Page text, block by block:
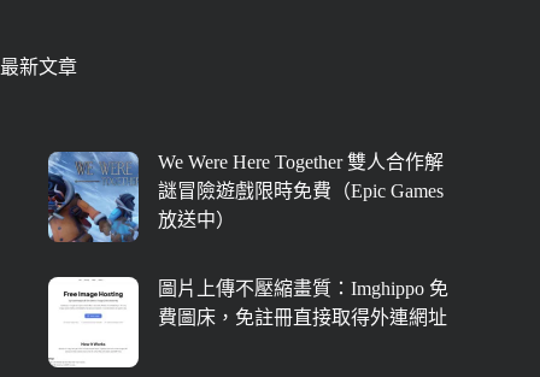
最新文章
We Were Here Together 雙人合作解
謎冒險遊戲限時免費（Epic Games
放送中）
圖片上傳不壓縮畫質：Imghippo 免
費圖床，免註冊直接取得外連網址